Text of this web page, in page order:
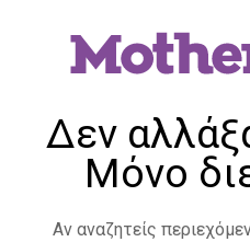
Δεν
Μόνο
Αν αναζητείς